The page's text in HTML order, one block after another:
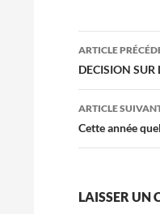
des
articles
ARTICLE
DECISION SUR
ARTICLE
Cette année
LAISSER UN